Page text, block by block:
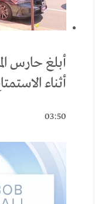
أبلغ حارس
أثناء
03:50